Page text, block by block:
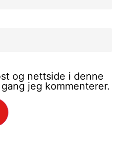
og nettside i denne
jeg kommenterer.